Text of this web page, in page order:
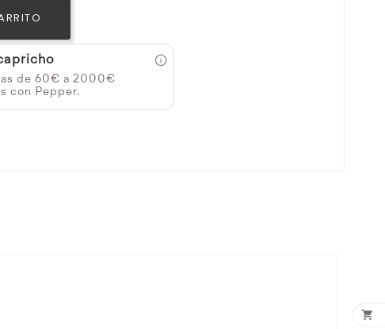
de 60€ a 2000€
con Pepper.
